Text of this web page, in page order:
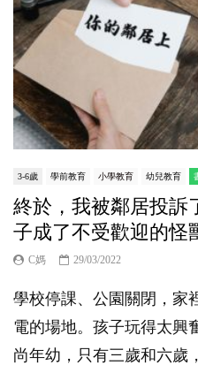
3-6歲 學前教育 小學教育 幼兒教育
終於，我被鄰居投訴
子成了不受歡迎的怪
C媽 29/03/2022
學校停課、公園關閉，家
電的場地。孩子玩得太興
尚年幼，只有三歲和六歲